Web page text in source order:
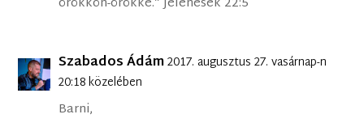
Szabados Ádám2017. augusztus 27. vasárnap-n
20:18 közelében
Barni,